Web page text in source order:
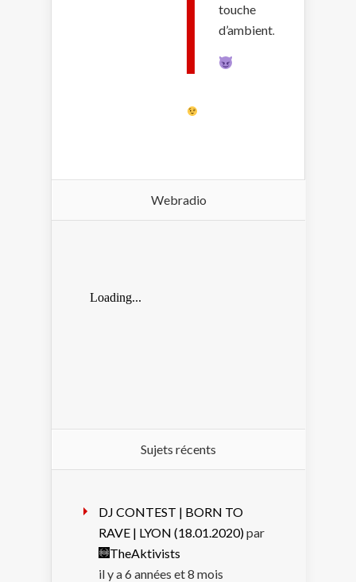
touche
d’ambient.
Webradio
Sujets récents
DJ CONTEST | BORN TO
RAVE | LYON (18.01.2020)par
TheAktivists
il y a 6 années et 8 mois